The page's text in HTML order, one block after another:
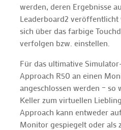
werden, deren Ergebnisse
Leaderboard2 veröffentlicht
sich über das farbige
verfolgen bzw. einstellen.
Für das ultimative
Approach R50 an einen
angeschlossen werden – so
Keller zum virtuellen
Approach kann entweder
Monitor gespiegelt oder als